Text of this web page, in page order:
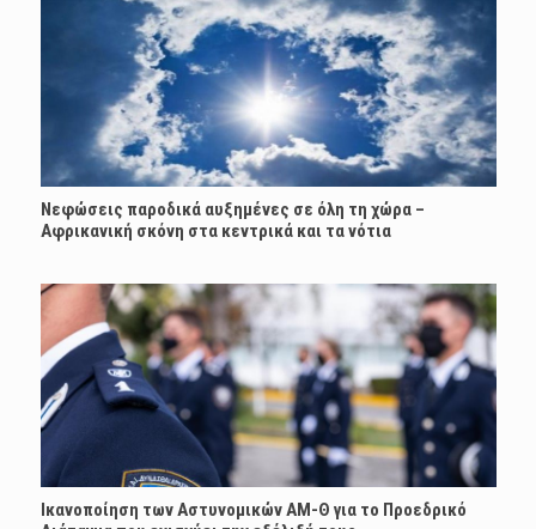
Νεφώσεις παροδικά αυξημένες σε όλη τη χώρα –
Αφρικανική σκόνη στα κεντρικά και τα νότια
Ικανοποίηση των Αστυνομικών ΑΜ-Θ για το Προεδρικό